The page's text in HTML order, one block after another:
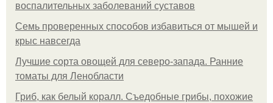
воспалительных заболеваний суставов
Семь проверенных способов избавиться от мышей и
крыс навсегда
Лучшие сорта овощей для северо-запада. Ранние
томаты для Ленобласти
Гриб, как белый коралл. Съедобные грибы, похожие